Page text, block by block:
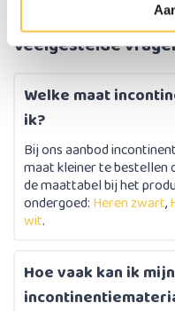
Veelgestelde
Welke maat
ik?
Bij ons aanbod
maat kleiner te bestellen
de maattabel bij het
ondergoed: Heren zwart,
wit.
Hoe vaak kan ik